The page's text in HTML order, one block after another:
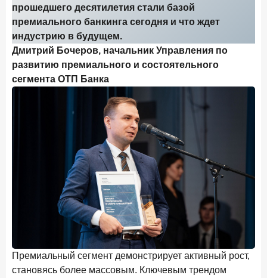
прошедшего десятилетия стали базой
премиального банкинга сегодня и что ждет
индустрию в будущем.
Дмитрий Бочеров, начальник Управления по
развитию премиального и состоятельного
сегмента ОТП Банка
Премиальный сегмент демонстрирует активный рост,
становясь более массовым. Ключевым трендом